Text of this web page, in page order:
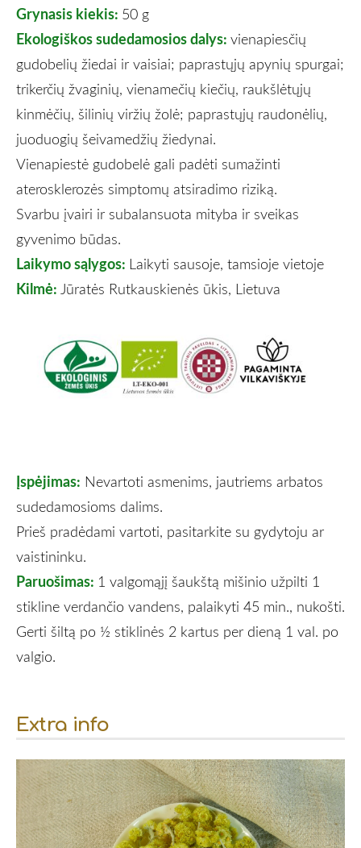
Extra info
Grynasis kiekis: 50 g
Ekologiškos sudedamosios dalys: vienapiesčių
gudobelių žiedai ir vaisiai; paprastųjų apynių spurgai;
trikerčių žvaginių, vienamečių kiečių, raukšlėtųjų
kinmėčių, šilinių viržių žolė; paprastųjų raudonėlių,
juoduogių šeivamedžių žiedynai.
Vienapiestė gudobelė gali padėti sumažinti
aterosklerozės simptomų atsiradimo riziką.
Svarbu įvairi ir subalansuota mityba ir sveikas
gyvenimo būdas.
Laikymo sąlygos: Laikyti sausoje, tamsioje vietoje
Kilmė: Jūratės Rutkauskienės ūkis, Lietuva
Įspėjimas: Nevartoti asmenims, jautriems arbatos
sudedamosioms dalims.
Prieš pradėdami vartoti, pasitarkite su gydytoju ar
vaistininku.
Paruošimas: 1 valgomąjį šaukštą mišinio užpilti 1
stikline verdančio vandens, palaikyti 45 min., nukošti.
Gerti šiltą po ½ stiklinės 2 kartus per dieną 1 val. po
valgio.